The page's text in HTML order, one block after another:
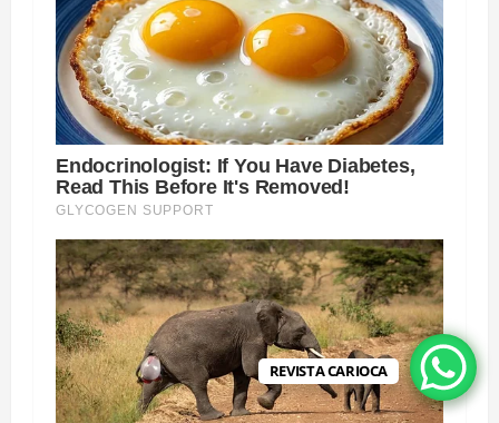
REVISTA CARIOCA